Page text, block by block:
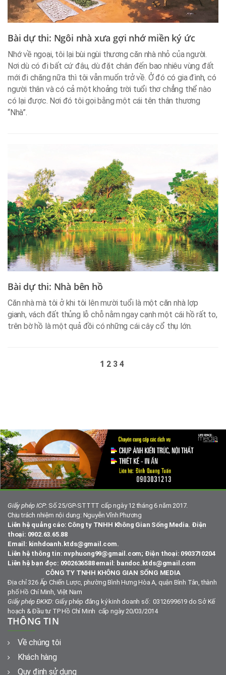
Bài dự thi: Ngôi nhà xưa gợi nhớ miền ký ức
Nhớ về ngoại, tôi lại bùi ngùi thương căn nhà nhỏ của người.
Nơi dù có đi bất cứ đâu, dù đặt chân đến bao nhiêu vùng đất
mới đi chăng nữa thì tôi vẫn muốn trở về. Ở đó có gia đình, có
người thân và có cả một khoảng trời tuổi thơ chẳng thể nào
có lại được. Nơi đó tôi gọi bằng một cái tên thân thương
“Nhà”.
Bài dự thi: Nhà bên hồ
Căn nhà mà tôi ở khi tôi lên mười tuổi là một căn nhà lợp
gianh, vách đất thủng lỗ chỗ nằm ngay cạnh một cái hồ rất to,
trên bờ hồ là một quả đồi có những cái cây cổ thụ lớn.
1 2 3 4
Giấy phép ICP: Số 25/GP-STTTT cấp ngày 12 tháng 6 năm 2017.
Chịu trách nhiệm nội dung: Nguyễn Vĩnh Phương
Liên hệ quảng cáo: Công ty TNHH Không Gian Sống Media. Điện
thoại: 0902.63.65.88
Email: kinhdoanh.ktds@gmail.com.
Liên hệ thông tin: nvphuong99@gmail.com; Điện thoại: 0903710204
Liên hệ bạn đọc: 0902636588 email: bandoc.ktds@gmail.com
CÔNG TY TNHH KHÔNG GIAN SỐNG MEDIA
Địa chỉ 326 Ấp Chiến Lược, phường Bình Hưng Hòa A, quận Bình Tân, thành
phố Hồ Chí Minh, Việt Nam
Giấy phép ĐKKD: Giấy phép đăng ký kinh doanh số: 0312699619 do Sở Kế
hoạch & Đầu tư TP Hồ Chí Minh cấp ngày 20/03/2014
THÔNG TIN
Về chúng tôi
Khách hàng
Quy định sử dụng